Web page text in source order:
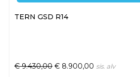
TERN GSD R14
€ 9.430,00 € 8.900,00 sis. alv